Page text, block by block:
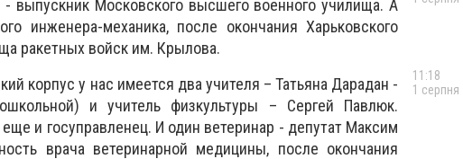
выпускник Московского высшего военного училища. А
инженера-механика, после окончания Харьковского
ракетных войск им. Крылова.
корпус у нас имеется два учителя – Татьяна Дарадан -
и учитель физкультуры – Сергей Павлюк.
и госуправленец. И один ветеринар - депутат Максим
врача ветеринарной медицины, после окончания
11:18
1 серпня